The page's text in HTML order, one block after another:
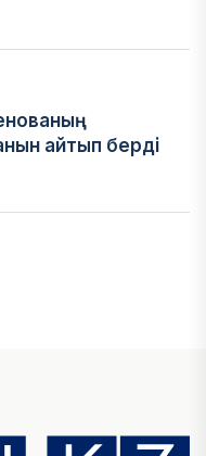
айтып берді
сатудан